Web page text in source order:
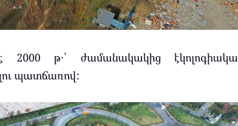
թ․՝ ժամանակակից
պատճառով: